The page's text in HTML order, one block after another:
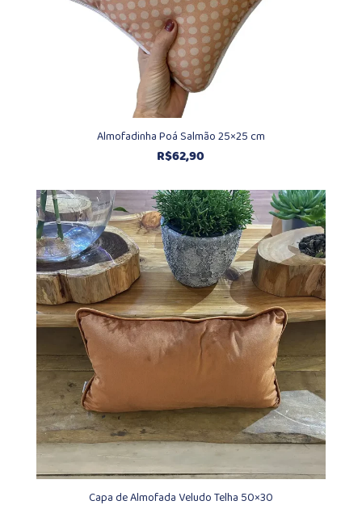
Almofadinha Poá Salmão 25×25 cm
R$62,90
Capa de Almofada Veludo Telha 50×30